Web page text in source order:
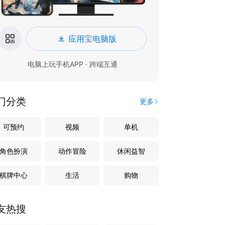
应用宝电脑版
电脑上玩手机APP · 跨端互通
分类 更多
可预约 视频 单机
角色扮演 动作冒险 休闲益智
棋牌中心 生活 购物
热搜